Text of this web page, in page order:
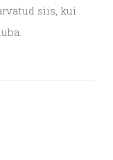
siis, kui